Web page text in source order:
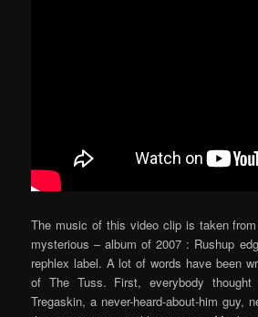
The music of this video clip is taken
mysterious – album of 2007 : Rushup
rephlex label. A lot of words have been
of The Tuss. First, everybody
Tregaskin, a never-heard-about-him guy,